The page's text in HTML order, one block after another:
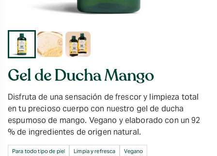
Gel de Ducha Mango
Disfruta de una sensación de frescor y limpieza total
en tu precioso cuerpo con nuestro gel de ducha
espumoso de mango. Vegano y elaborado con un 92
% de ingredientes de origen natural.
Para todo tipo de piel Limpia y refresca Vegano